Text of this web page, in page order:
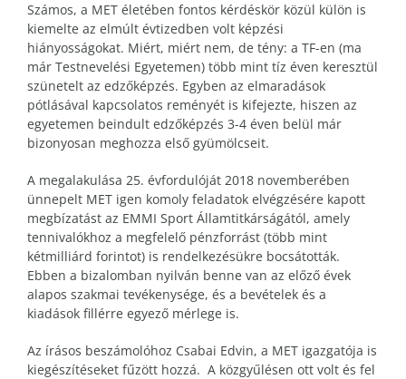
Számos, a MET életében fontos kérdéskör közül külön is
kiemelte az elmúlt évtizedben volt képzési
hiányosságokat. Miért, miért nem, de tény: a TF-en (ma
már Testnevelési Egyetemen) több mint tíz éven keresztül
szünetelt az edzőképzés. Egyben az elmaradások
pótlásával kapcsolatos reményét is kifejezte, hiszen az
egyetemen beindult edzőképzés 3-4 éven belül már
bizonyosan meghozza első gyümölcseit.
A megalakulása 25. évfordulóját 2018 novemberében
ünnepelt MET igen komoly feladatok elvégzésére kapott
megbízatást az EMMI Sport Államtitkárságától, amely
tennivalókhoz a megfelelő pénzforrást (több mint
kétmilliárd forintot) is rendelkezésükre bocsátották.
Ebben a bizalomban nyilván benne van az előző évek
alapos szakmai tevékenysége, és a bevételek és a
kiadások fillérre egyező mérlege is.
Az írásos beszámolóhoz Csabai Edvin, a MET igazgatója is
kiegészítéseket fűzött hozzá. A közgyűlésen ott volt és fel